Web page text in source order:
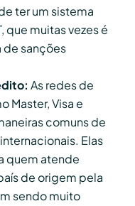
ter um sistema
que muitas vezes é
de sanções
As redes de
Master, Visa e
comuns de
Elas
quem atende
de origem pela
sendo muito